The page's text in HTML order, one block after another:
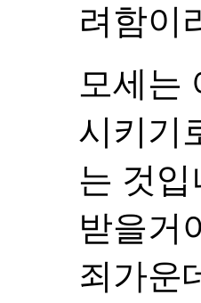
려함이
모세는
시키기
는 것
받을거
죄가운